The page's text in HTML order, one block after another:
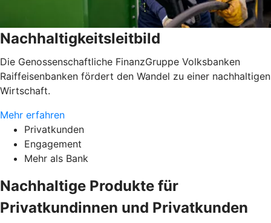
Nachhaltigkeitsleitbild
Die Genossenschaftliche FinanzGruppe Volksbanken
Raiffeisenbanken fördert den Wandel zu einer nachhaltigen
Wirtschaft.
Mehr erfahren
Privatkunden
Engagement
Mehr als Bank
Nachhaltige Produkte für
Privatkundinnen und Privatkunden